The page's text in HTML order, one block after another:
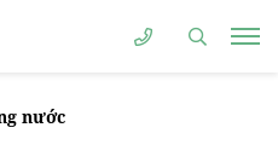
nước